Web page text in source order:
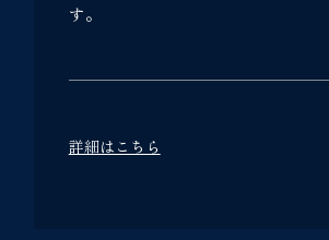
す。
詳細はこちら